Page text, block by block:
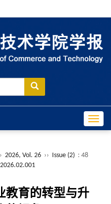
2026, Vol. 26 ›› Issue (2) : 48
教育的转型与升